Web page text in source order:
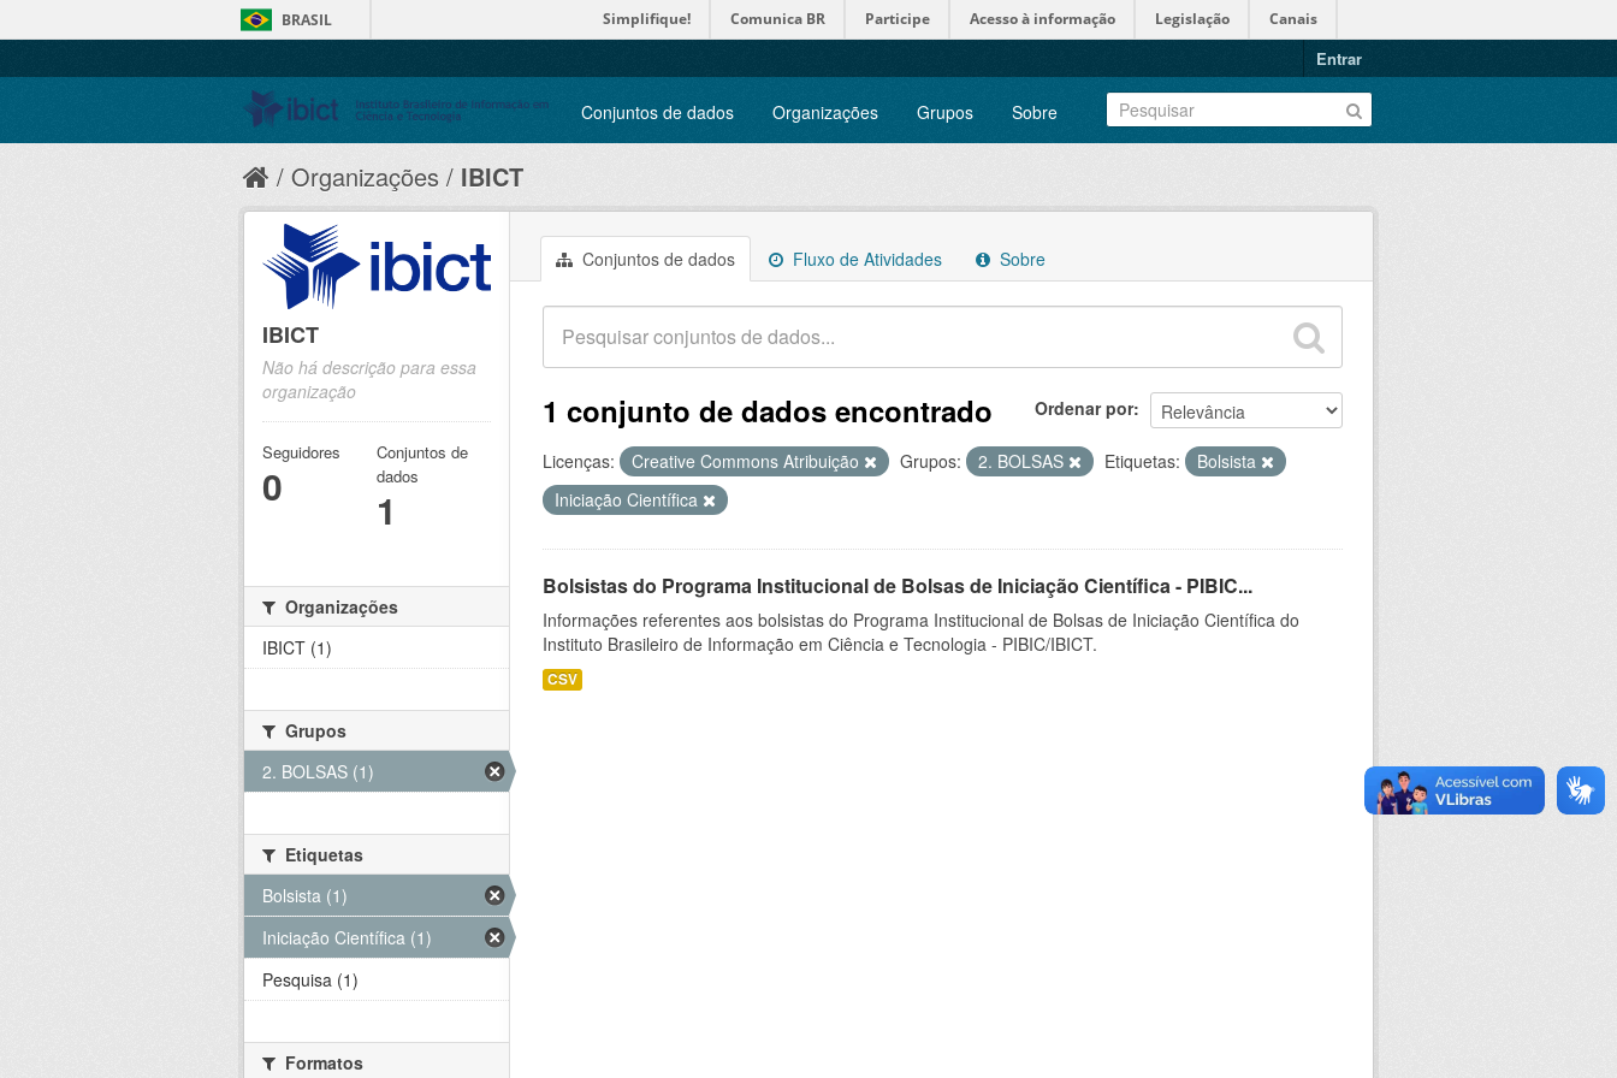
BRASIL Simplifique! Comunica BR Participe Acesso à informação Legislação Canais
Entrar
Conjuntos de dados Organizações Grupos Sobre
Organizações IBICT
Conjuntos de dados Fluxo de Atividades Sobre
Ordenar por
1 conjunto de dados encontrado
Licenças: Creative Commons Atribuição Grupos: 2. BOLSAS Etiquetas:
Bolsista
Iniciação Científica
Bolsistas do Programa Institucional de Bolsas de Iniciação Científica - PIBIC...
Informações referentes aos bolsistas do Programa Institucional de Bolsas de Iniciação Científica do
Instituto Brasileiro de Informação em Ciência e Tecnologia - PIBIC/IBICT.
CSV
IBICT
Não há descrição para essa
organização
Seguidores
0
Conjuntos de
dados
1
Organizações
IBICT (1)
Grupos
2. BOLSAS (1)
Etiquetas
Bolsista (1)
Iniciação Científica (1)
Pesquisa (1)
Formatos